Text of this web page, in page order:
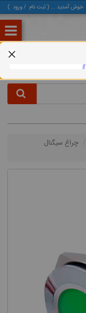
خوش آمدید ... ( ثبت‌ نام /ورود )
چراغ سیگنال